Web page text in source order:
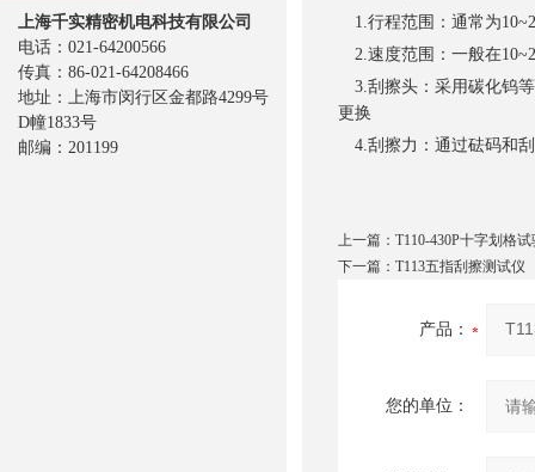
1.行程范围：通常为
2.速度范围：一般在
3.刮擦头：采用碳化钨
更换
4.刮擦力：通过砝码和
上一篇： T110-430P十字划格
下一篇： T113五指刮擦测试仪
产品：
您的单位：
上海千实精密机电科技有限公司
电话：021-64200566
传真：86-021-64208466
地址：上海市闵行区金都路4299号
D幢1833号
邮编：201199